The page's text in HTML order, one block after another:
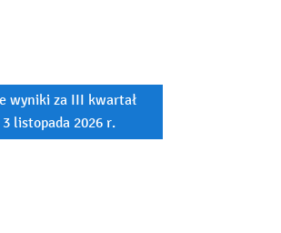
wyniki za III kwartał
listopada 2026 r.